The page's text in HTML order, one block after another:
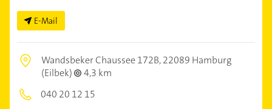
E-Mail
Wandsbeker Chaussee 172B,22089 Hamburg
(Eilbek)
4,3 km
040 20 12 15